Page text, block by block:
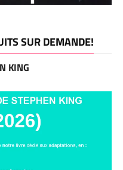
SUR DEMANDE!
KING